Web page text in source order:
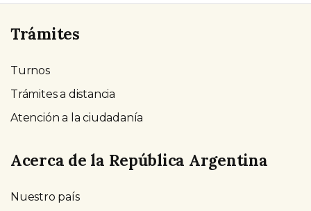
Trámites
Turnos
Trámites a distancia
Atención a la ciudadanía
Acerca de la República Argentina
Nuestro país